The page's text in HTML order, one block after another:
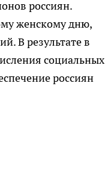
россиян.
женскому дню,
В результате в
социальных
россиян